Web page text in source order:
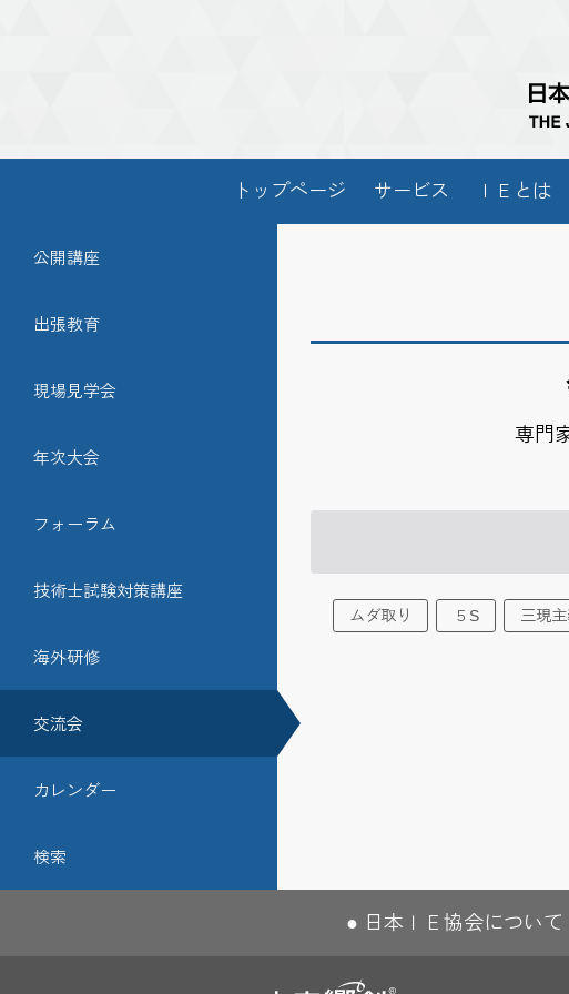
トップページ サービス ＩＥとは
公開講座
出張教育
現場見学会
年次大会
フォーラム
技術士試験対策講座
海外研修
交流会
カレンダー
検索
専門
ムダ取り ５S 三現
日本ＩＥ協会について